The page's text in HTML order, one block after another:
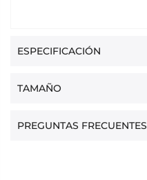
ESPECIFICACIÓN
TAMAÑO
PREGUNTAS FRECUENTES